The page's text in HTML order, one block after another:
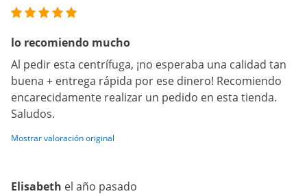
lo recomiendo mucho
Al pedir esta centrífuga, ¡no esperaba una calidad tan
buena + entrega rápida por ese dinero! Recomiendo
encarecidamente realizar un pedido en esta tienda.
Saludos.
Mostrar valoración original
Elisabeth el año pasado